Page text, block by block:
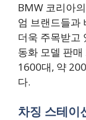
BMW 코리아
엄 브랜드들과
더욱 주목받고
동화 모델 판
1600대, 약
다.
차징 스테이